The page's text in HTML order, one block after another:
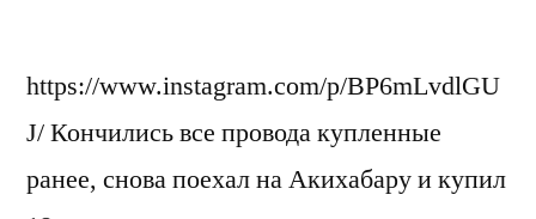
https://www.instagram.com/p/BP6mLvdlGU
J/ Кончились все провода купленные
ранее, снова поехал на Акихабару и купил